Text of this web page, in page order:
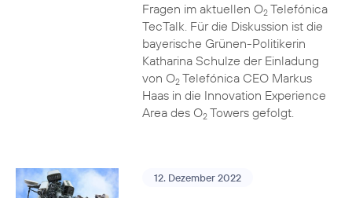
Fragen im aktuellen O2Telefónica
TecTalk. Für die Diskussion ist die
bayerische Grünen-Politikerin
Katharina Schulze der Einladung
von O2Telefónica CEO Markus
Haas in die Innovation Experience
Area des O2Towers gefolgt.
12. Dezember 2022